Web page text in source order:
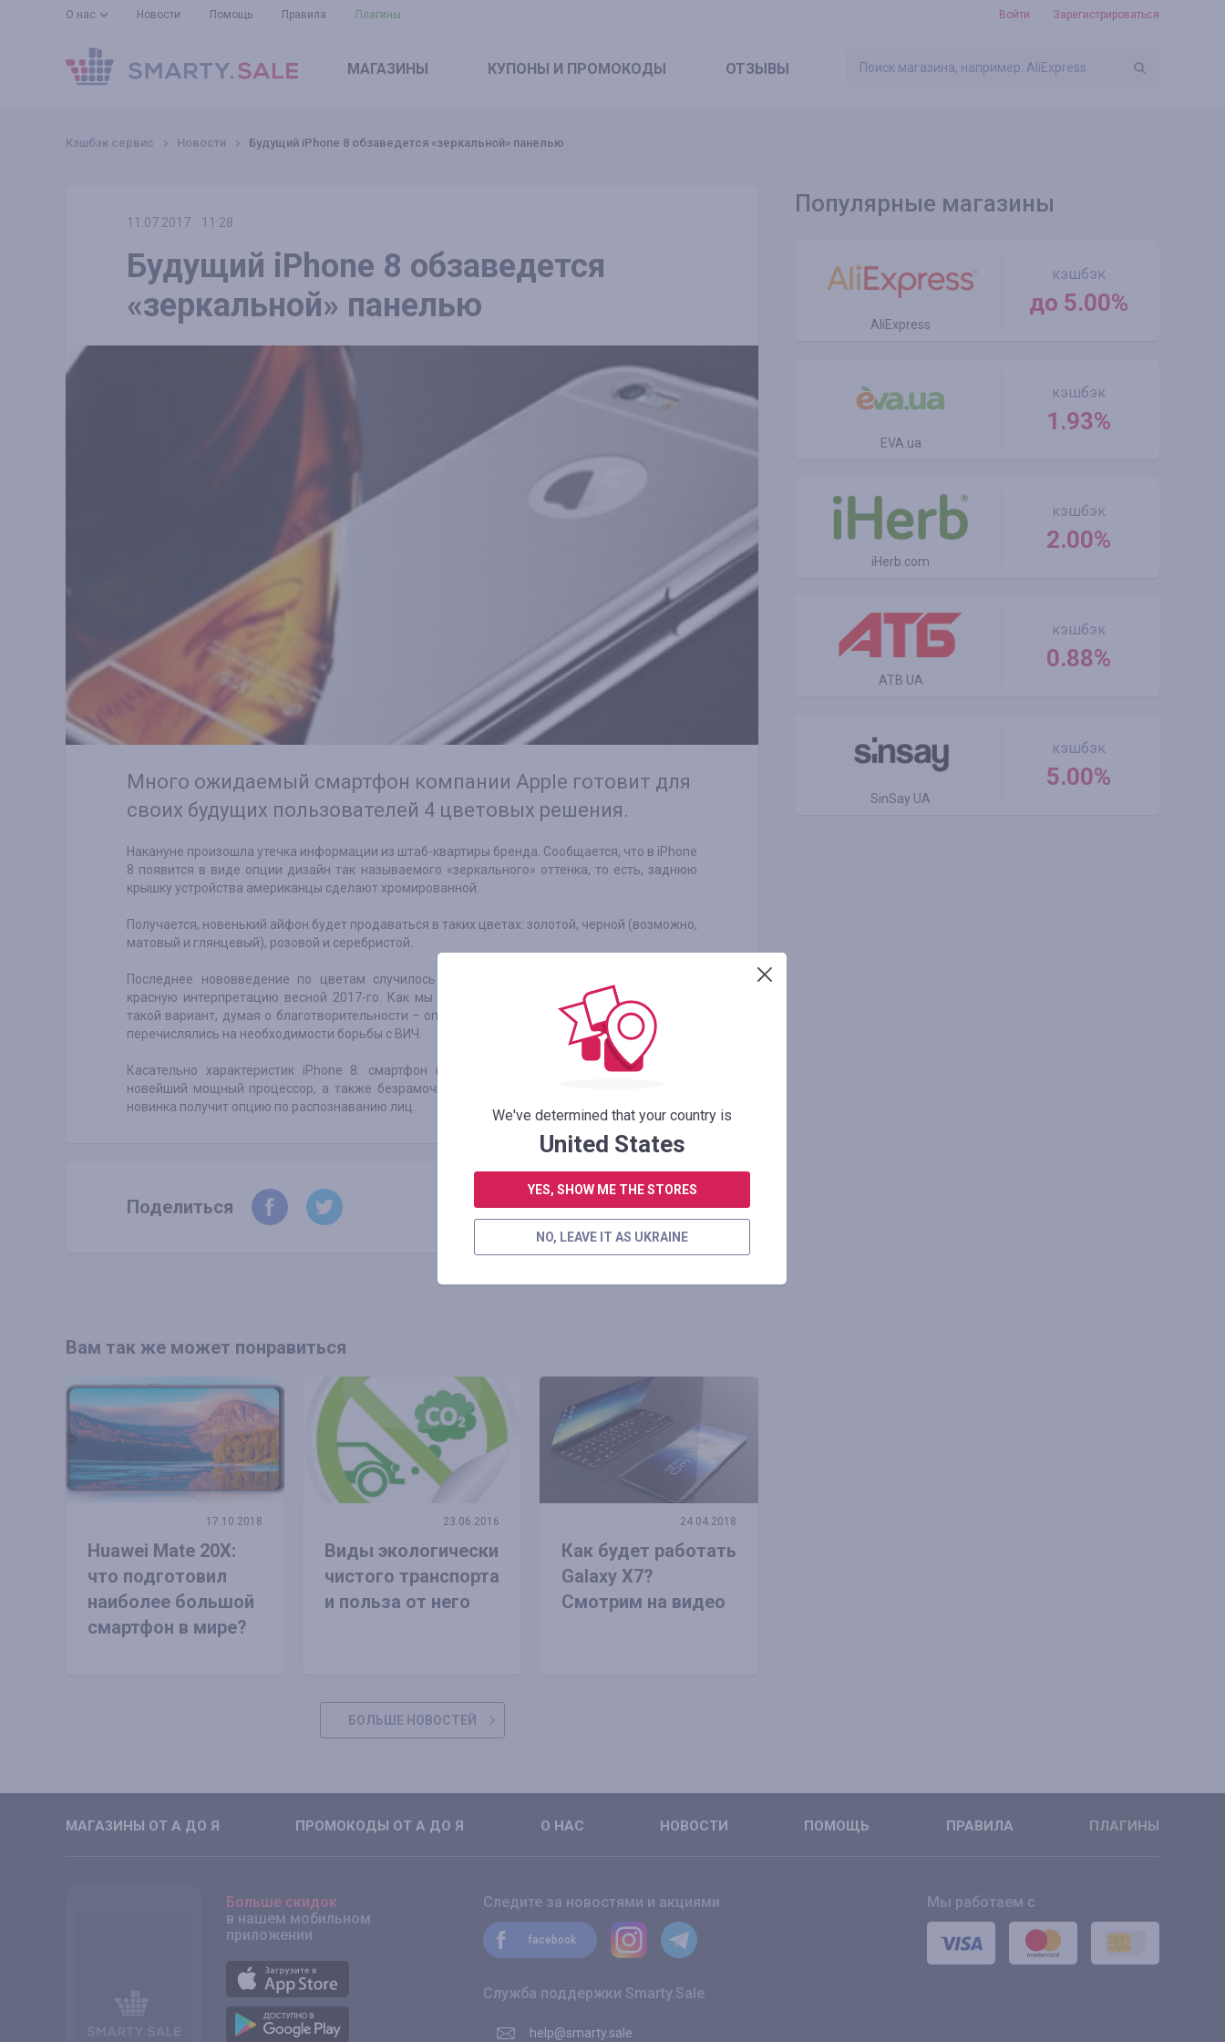
О нас Новости Помощь Правила Плагины Войти Зарегистрироваться
МАГАЗИНЫ КУПОНЫ И ПРОМОКОДЫ ОТЗЫВЫ
Кэшбэк сервис Новости Будущий iPhone 8 обзаведется «зеркальной» панелью
11.07.2017 11:28
Будущий iPhone 8 обзаведется
«зеркальной» панелью
Много ожидаемый смартфон компании Apple готовит для
своих будущих пользователей 4 цветовых решения.
Накануне произошла утечка информации из штаб-квартиры бренда. Сообщается, что в iPhone
8 появится в виде опции дизайн так называемого «зеркального» оттенка, то есть, заднюю
крышку устройства американцы сделают хромированной.
Получается, новенький айфон будет продаваться в таких цветах: золотой, черной (возможно,
матовый и глянцевый), розовой и серебристой.
Последнее нововведение по цветам случилось с iPhone 7 – смартфону предоставили
красную интерпретацию весной 2017-го. Как мы уже писали, американский бренд сделал
такой вариант, думая о благотворительности – определенные доходы от продаж телефона
перечислялись на необходимости борьбы с ВИЧ.
Касательно характеристик iPhone 8: смартфон порадует OLED-дисплеем на 5,8 дюйма,
новейший мощный процессор, а также безрамочный дизайн. Еще говорят, что мобильная
новинка получит опцию по распознаванию лиц.
Поделиться Скопировать ссылку
Вам так же может понравиться
17.10.2018
Huawei Mate 20X:
что подготовил
наиболее большой
смартфон в мире?
23.06.2016
Виды экологически
чистого транспорта
и польза от него
24.04.2018
Как будет работать
Galaxy X7?
Смотрим на видео
БОЛЬШЕ НОВОСТЕЙ
Популярные магазины
AliExpress
кэшбэк
до 5.00%
EVA.ua
кэшбэк
1.93%
iHerb.com
кэшбэк
2.00%
ATB UA
кэшбэк
0.88%
SinSay UA
кэшбэк
5.00%
МАГАЗИНЫ ОТ А ДО Я ПРОМОКОДЫ ОТ А ДО Я О НАС НОВОСТИ ПОМОЩЬ ПРАВИЛА ПЛАГИНЫ
Больше скидок
в нашем мобильном
приложении
Мы работаем с
Следите за новостями и акциями
facebook
Служба поддержки Smarty.Sale
help@smarty.sale
We've determined that your country is
United States
YES, SHOW ME THE STORES
NO, LEAVE IT AS UKRAINE